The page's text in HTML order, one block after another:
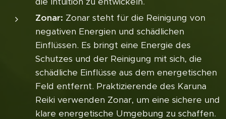
Zonar: Zonar steht für die Reinigung von
negativen Energien und schädlichen
Einflüssen. Es bringt eine Energie des
Schutzes und der Reinigung mit sich, die
schädliche Einflüsse aus dem energetischen
Feld entfernt. Praktizierende des Karuna
Reiki verwenden Zonar, um eine sichere und
klare energetische Umgebung zu schaffen.